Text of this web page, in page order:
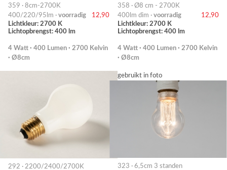
359 · 8cm-2700K
400/220/95lm · voorradig
12,90
Lichtkleur: 2700 K
Lichtopbrengst: 400 lm
4 Watt · 400 Lumen · 2700 Kelvin
· Ø8cm
358 · Ø8 cm - 2700K
400lm dim · voorradig
12,90
Lichtkleur: 2700 K
Lichtopbrengst: 400 lm
4 Watt · 400 Lumen · 2700 Kelvin
· Ø8cm
292 · 2200/2400/2700K
gebruikt in foto
323 · 6,5cm 3 standen